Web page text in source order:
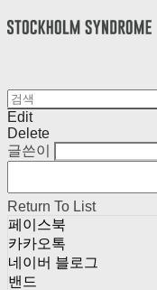
Edit
Delete
글쓴이
Return To List
페이스북
카카오톡
네이버 블로그
밴드